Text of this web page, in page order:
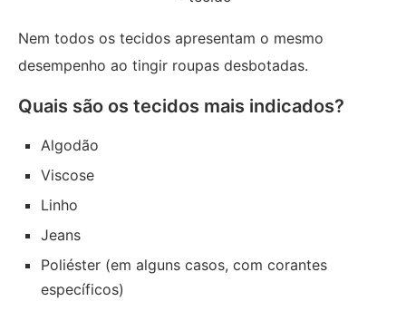
Nem todos os tecidos apresentam o mesmo
desempenho ao tingir roupas desbotadas.
Quais são os tecidos mais indicados?
Algodão
Viscose
Linho
Jeans
Poliéster (em alguns casos, com corantes
específicos)